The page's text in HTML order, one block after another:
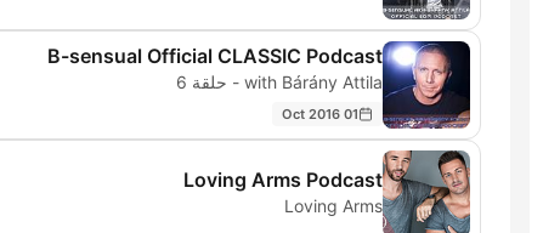
B-sensual Official CLASSIC Podcast
with Bárány Attila - حلقة 6
01 Oct 2016
Loving Arms Podcast
Loving Arms